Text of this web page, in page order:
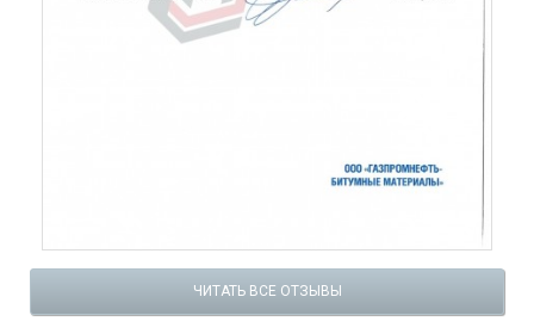
ЧИТАТЬ ВСЕ ОТЗЫВЫ